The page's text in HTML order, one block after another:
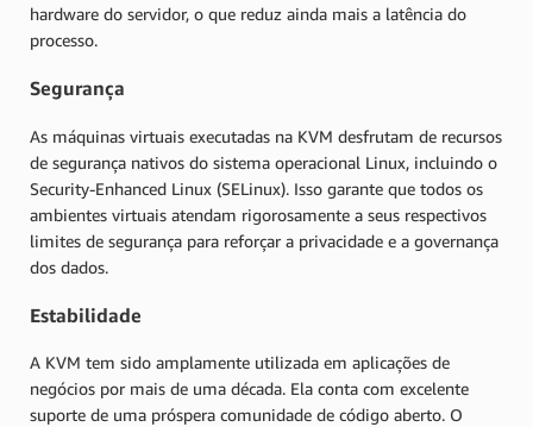
hardware do servidor, o que reduz ainda mais a latência do
processo.
Segurança
As máquinas virtuais executadas na KVM desfrutam de recursos
de segurança nativos do sistema operacional Linux, incluindo o
Security-Enhanced Linux (SELinux). Isso garante que todos os
ambientes virtuais atendam rigorosamente a seus respectivos
limites de segurança para reforçar a privacidade e a governança
dos dados.
Estabilidade
A KVM tem sido amplamente utilizada em aplicações de
negócios por mais de uma década. Ela conta com excelente
suporte de uma próspera comunidade de código aberto. O